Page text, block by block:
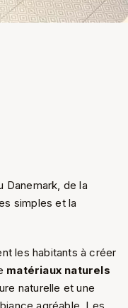
Danemark, de la
simples et la
les habitants à créer
matériaux naturels
naturelle et une